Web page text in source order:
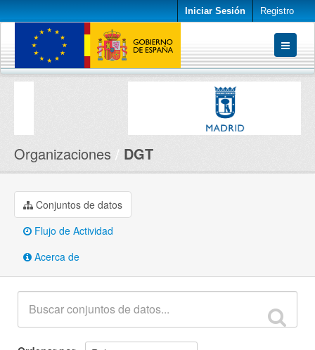
Iniciar Sesión Registro
Conjuntos de datos
Organizaciones DGT
Conjuntos de datos
Flujo de Actividad
Acerca de